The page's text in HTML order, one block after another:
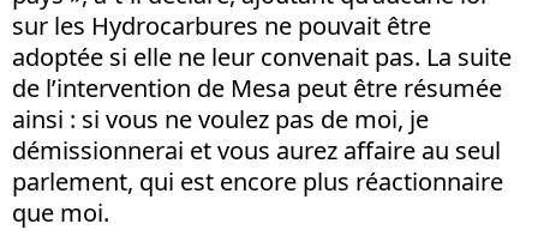
sur les Hydrocarbures ne pouvait être
adoptée si elle ne leur convenait pas. La suite
de l’intervention de Mesa peut être résumée
ainsi : si vous ne voulez pas de moi, je
démissionnerai et vous aurez affaire au seul
parlement, qui est encore plus réactionnaire
que moi.